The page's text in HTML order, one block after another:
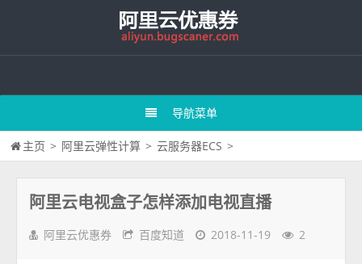
导航菜单
主页 > 阿里云弹性计算 > 云服务器ECS >
阿里云电视盒子怎样添加电视直播
阿里云优惠券 百度知道 2018-11-19 2